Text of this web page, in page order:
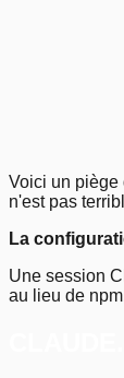
Voici un piège
n'est pas
La
Une session
au lieu de